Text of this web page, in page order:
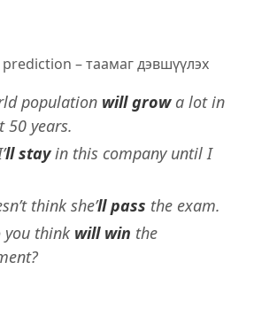
– таамаг дэвшүүлэх
population will growa lot in
50 years.
ll stayin this company until I
think she’ll pass the exam.
you think will win the